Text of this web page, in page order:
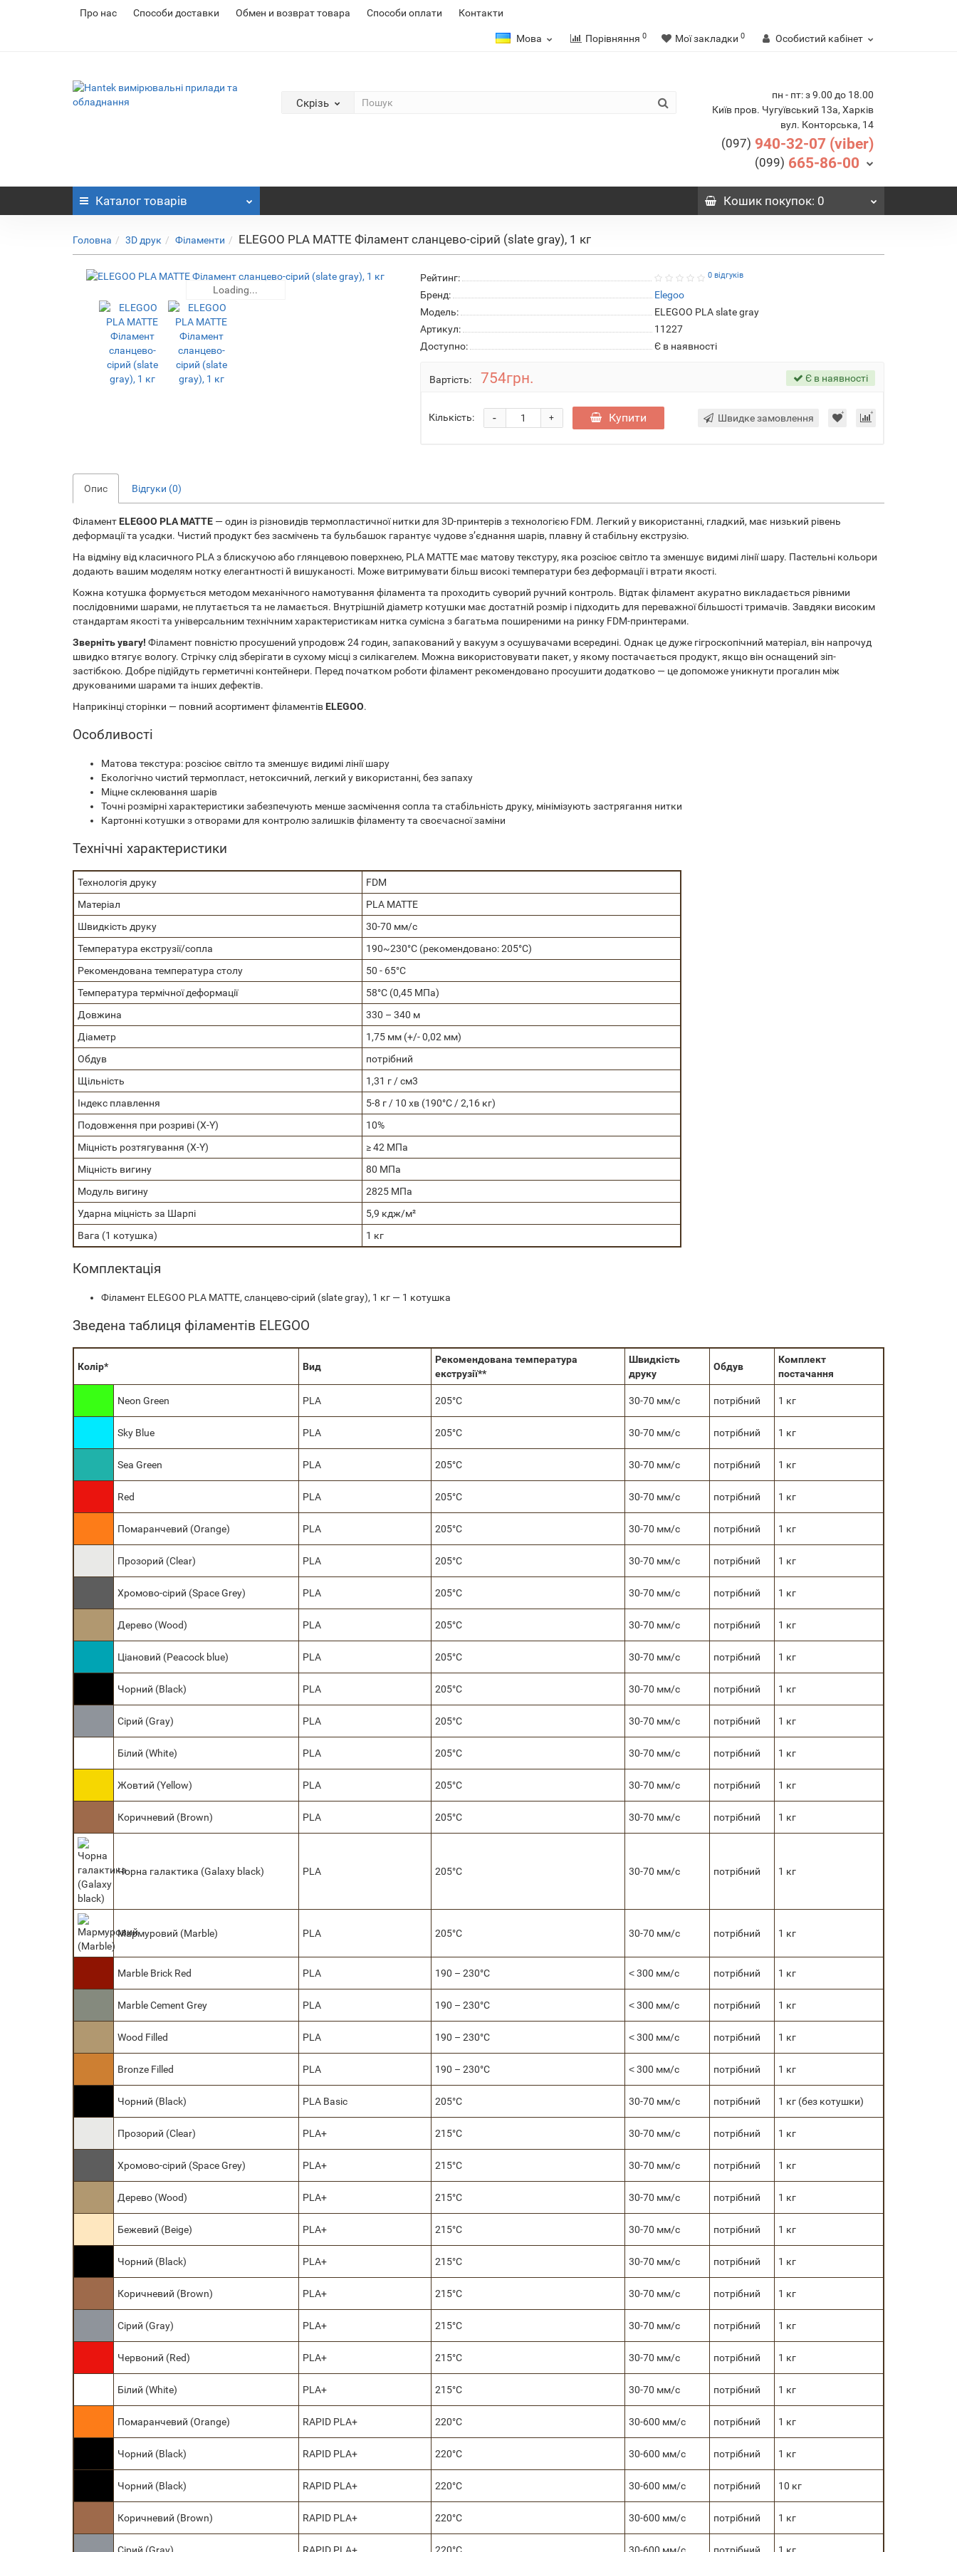
Про нас Cпособи доставки Обмен и возврат товара Способи оплати Контакти
Мова Порівняння 0 Мої закладки 0 Особистий кабінет
Скрізь
пн - пт: з 9.00 до 18.00
Київ пров. Чугуївський 13а, Харків
вул. Конторська, 14
(097) 940-32-07 (viber)
(099) 665-86-00
Каталог товарів Кошикпокупок: 0
Головна 3D друк Філаменти ELEGOO PLA MATTE Філамент сланцево-сірий (slate gray), 1 кг
Loading...
Loading...
Рейтинг: 0 відгуків
Бренд:
Elegoo
Модель:
ELEGOO PLA slate gray
Артикул:
11227
Доступно:
Є в наявності
Вартість: 754грн. Є в наявності
Кількість: +
- Купити Швидке замовлення
Опис Відгуки (0)
Філамент ELEGOO PLA MATTE — один із різновидів термопластичної нитки для 3D-принтерів з технологією FDM. Легкий у використанні, гладкий, має низький рівень
деформації та усадки. Чистий продукт без засмічень та бульбашок гарантує чудове з’єднання шарів, плавну й стабільну екструзію.
На відміну від класичного PLA з блискучою або глянцевою поверхнею, PLA MATTE має матову текстуру, яка розсіює світло та зменшує видимі лінії шару. Пастельні кольори
додають вашим моделям нотку елегантності й вишуканості. Може витримувати більш високі температури без деформації і втрати якості.
Кожна котушка формується методом механічного намотування філамента та проходить суворий ручний контроль. Відтак філамент акуратно викладається рівними
послідовними шарами, не плутається та не ламається. Внутрішній діаметр котушки має достатній розмір і підходить для переважної більшості тримачів. Завдяки високим
стандартам якості та універсальним технічним характеристикам нитка сумісна з багатьма поширеними на ринку FDM-принтерами.
Зверніть увагу! Філамент повністю просушений упродовж 24 годин, запакований у вакуум з осушувачами всередині. Однак це дуже гігроскопічний матеріал, він напрочуд
швидко втягує вологу. Стрічку слід зберігати в сухому місці з силікагелем. Можна використовувати пакет, у якому постачається продукт, якщо він оснащений зіп-
застібкою. Добре підійдуть герметичні контейнери. Перед початком роботи філамент рекомендовано просушити додатково — це допоможе уникнути прогалин між
друкованими шарами та інших дефектів.
Наприкінці сторінки — повний асортимент філаментів ELEGOO.
Особливості
Матова текстура: розсіює світло та зменшує видимі лінії шару
Екологічно чистий термопласт, нетоксичний, легкий у використанні, без запаху
Міцне склеювання шарів
Точні розмірні характеристики забезпечують менше засмічення сопла та стабільність друку, мінімізують застрягання нитки
Картонні котушки з отворами для контролю залишків філаменту та своєчасної заміни
Технічні характеристики
Технологія друку
FDM
Матеріал
PLA MATTE
Швидкість друку
30-70 мм/с
Температура екструзії/сопла
190~230°C (рекомендовано: 205°C)
Рекомендована температура столу
50 - 65°C
Температура термічної деформації
58°C (0,45 МПа)
Довжина
330 – 340 м
Діаметр
1,75 мм (+/- 0,02 мм)
Обдув
потрібний
Щільність
1,31 г / см3
Індекс плавлення
5-8 г / 10 хв (190°C / 2,16 кг)
Подовження при розриві (X-Y)
10%
Міцність розтягування (X-Y)
≥ 42 МПа
Міцність вигину
80 МПа
Модуль вигину
2825 МПа
Ударна міцність за Шарпі
5,9 кдж/м²
Вага (1 котушка)
1 кг
Комплектація
Філамент ELEGOO PLA MATTE, сланцево-сірий (slate gray), 1 кг — 1 котушка
Зведена таблиця філаментів ELEGOO
Колір* Вид
Рекомендована температура
екструзії**
Швидкість
друку
Обдув
Комплект
постачання
Neon Green PLA 205°C 30-70 мм/с потрібний 1 кг
Sky Blue PLA 205°C 30-70 мм/с потрібний 1 кг
Sea Green PLA 205°C 30-70 мм/с потрібний 1 кг
Red PLA 205°C 30-70 мм/с потрібний 1 кг
Помаранчевий (Orange) PLA 205°C 30-70 мм/с потрібний 1 кг
Прозорий (Сlear) PLA 205°C 30-70 мм/с потрібний 1 кг
Хромово-сірий (Space Grey) PLA 205°C 30-70 мм/с потрібний 1 кг
Дерево (Wood) PLA 205°C 30-70 мм/с потрібний 1 кг
Ціановий (Peacock blue) PLA 205°C 30-70 мм/с потрібний 1 кг
Чорний (Black) PLA 205°C 30-70 мм/с потрібний 1 кг
Сірий (Gray) PLA 205°C 30-70 мм/с потрібний 1 кг
Білий (White) PLA 205°C 30-70 мм/с потрібний 1 кг
Жовтий (Yellow) PLA 205°C 30-70 мм/с потрібний 1 кг
Коричневий (Brown) PLA 205°C 30-70 мм/с потрібний 1 кг
Чорна галактика (Galaxy black) PLA 205°C 30-70 мм/с потрібний 1 кг
Мармуровий (Marble) PLA 205°C 30-70 мм/с потрібний 1 кг
Marble Brick Red PLA 190 – 230°C ˂ 300 мм/с потрібний 1 кг
Marble Cement Grey PLA 190 – 230°C ˂ 300 мм/с потрібний 1 кг
Wood Filled PLA 190 – 230°C ˂ 300 мм/с потрібний 1 кг
Bronze Filled PLA 190 – 230°C ˂ 300 мм/с потрібний 1 кг
Чорний (Black) PLA Basic 205°C 30-70 мм/с потрібний 1 кг (без котушки)
Прозорий (Сlear) PLA+ 215°C 30-70 мм/с потрібний 1 кг
Хромово-сірий (Space Grey) PLA+ 215°C 30-70 мм/с потрібний 1 кг
Дерево (Wood) PLA+ 215°C 30-70 мм/с потрібний 1 кг
Бежевий (Beige) PLA+ 215°C 30-70 мм/с потрібний 1 кг
Чорний (Black) PLA+ 215°C 30-70 мм/с потрібний 1 кг
Коричневий (Brown) PLA+ 215°C 30-70 мм/с потрібний 1 кг
Сірий (Gray) PLA+ 215°C 30-70 мм/с потрібний 1 кг
Червоний (Red) PLA+ 215°C 30-70 мм/с потрібний 1 кг
Білий (White) PLA+ 215°C 30-70 мм/с потрібний 1 кг
Помаранчевий (Orange) RAPID PLA+ 220°C 30-600 мм/с потрібний 1 кг
Чорний (Black) RAPID PLA+ 220°C 30-600 мм/с потрібний 1 кг
Чорний (Black) RAPID PLA+ 220°C 30-600 мм/с потрібний 10 кг
Коричневий (Brown) RAPID PLA+ 220°C 30-600 мм/с потрібний 1 кг